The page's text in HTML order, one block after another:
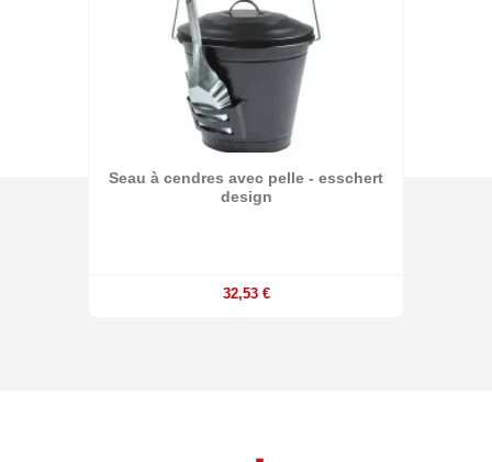
Seau à cendres avec pelle - esschert
design
32,53 €